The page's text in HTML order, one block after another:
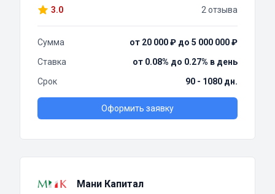
3.0 2 отзыва
Сумма
от 20 000 ₽ до 5 000 000 ₽
Ставка
от 0.08% до 0.27% в день
Срок
90 - 1080 дн.
Оформить заявку
Мани Капитал